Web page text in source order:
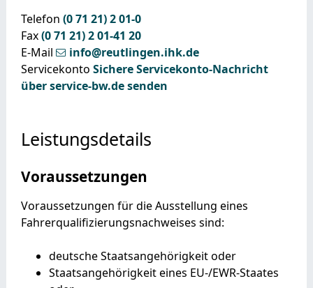
Telefon (071 21) 201-0
Fax(071 21) 201-41 20
E-Mail
info@reutlingen.ihk.de
Servicekonto Sichere Servicekonto-Nachricht
über service-bw.de senden
Leistungsdetails
Voraussetzungen
Voraussetzungen für die Ausstellung eines
Fahrerqualifizierungsnachweises sind:
deutsche Staatsangehörigkeit oder
Staatsangehörigkeit eines EU-/EWR-Staates